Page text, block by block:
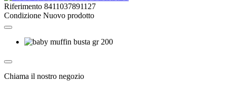
Riferimento 8411037891127
Condizione Nuovo prodotto
Chiama il nostro negozio